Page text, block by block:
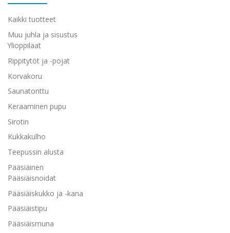
Kaikki tuotteet
Muu juhla ja sisustus
Ylioppilaat
Rippitytöt ja -pojat
Korvakoru
Saunatonttu
Keraaminen pupu
Sirotin
Kukkakulho
Teepussin alusta
Pääsiäinen
Pääsiäisnoidat
Pääsiäiskukko ja -kana
Pääsiäistipu
Pääsiäismuna